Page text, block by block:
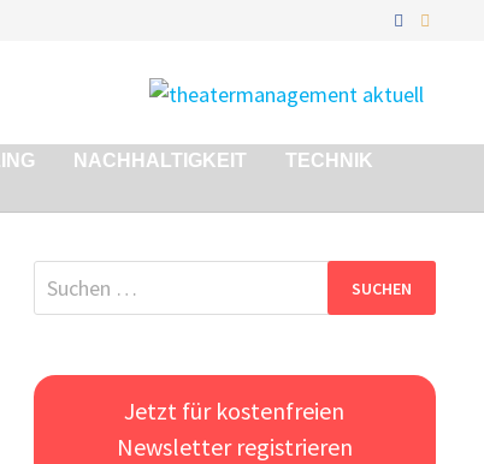
NACHHALTIGKEIT
TECHNIK
Suchen
nach:
Jetzt für kostenfreien
Newsletter registrieren